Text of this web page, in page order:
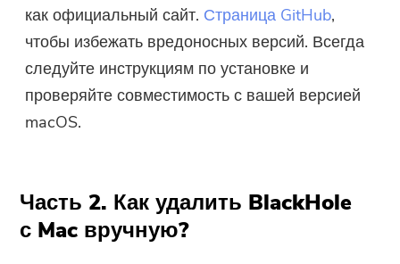
как официальный сайт. Страница GitHub,
чтобы избежать вредоносных версий. Всегда
следуйте инструкциям по установке и
проверяйте совместимость с вашей версией
macOS.
Часть 2. Как удалить BlackHole
с Mac вручную?